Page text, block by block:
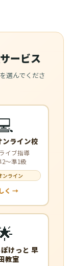
ービス
選んでくださ
ンライン校
イブ指導
〜準1級
ンライン
く →
けっと 早
教室